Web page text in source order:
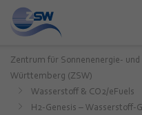
Zentrum für Sonnenenergie-
Württemberg (ZSW)
Wasserstoff & CO2/eFuels
H2-Genesis –